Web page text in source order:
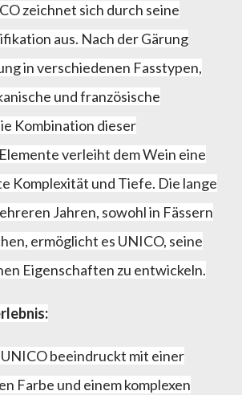
zeichnet sich durch seine
aus. Nach der Gärung
in verschiedenen Fasstypen,
und französische
Kombination dieser
verleiht dem Wein eine
Komplexität und Tiefe. Die lange
Jahren, sowohl in Fässern
ermöglicht es UNICO, seine
Eigenschaften zu entwickeln.
UNICO beeindruckt mit einer
Farbe und einem komplexen